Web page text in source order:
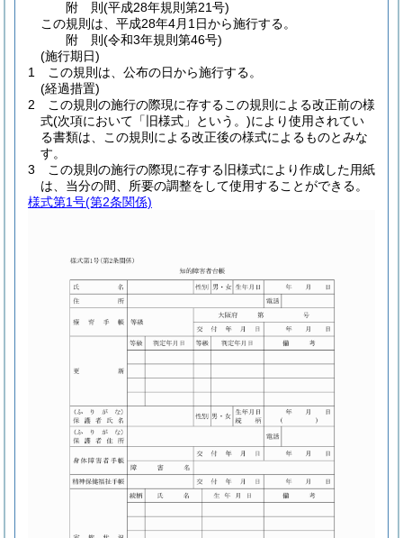
附 則(平成28年規則第21号)
この規則は、平成28年4月1日から施行する。
附 則(令和3年規則第46号)
(施行期日)
1
この規則は、公布の日から施行する。
(経過措置)
2
この規則の施行の際現に存するこの規則による改正前の様
式(次項において「旧様式」という。)により使用されてい
る書類は、この規則による改正後の様式によるものとみな
す。
3
この規則の施行の際現に存する旧様式により作成した用紙
は、当分の間、所要の調整をして使用することができる。
様式第1号(第2条関係)